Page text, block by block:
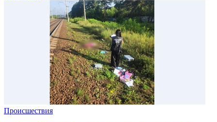
Происшествия